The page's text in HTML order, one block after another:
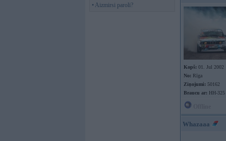
• Aizmirsi paroli?
Kopš: 01. Jul 2002
No: Rīga
Ziņojumi: 50162
Braucu ar: HH-325
Whazaaa